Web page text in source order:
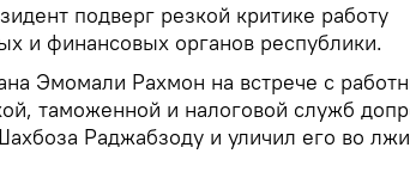
подверг резкой критике работу
и финансовых органов республики.
Эмомали Рахмон на встрече с
таможенной и налоговой служб
Раджабзоду и уличил его во